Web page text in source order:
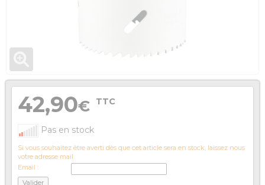
42,90€ TTC
Pas en stock
Si vous souhaitez être averti dès que cet article sera en stock, laissez nous
votre adresse mail.
Email :